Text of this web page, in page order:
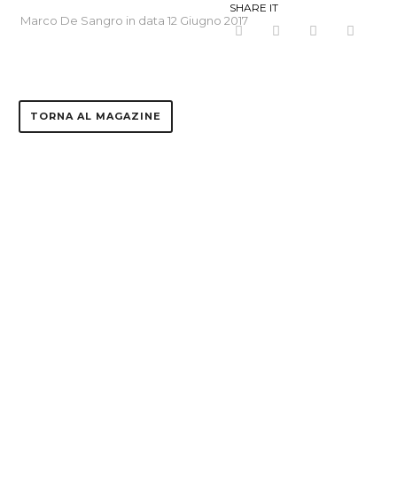
Marco De Sangro in data 12 Giugno 2017
SHARE IT
TORNA AL MAGAZINE